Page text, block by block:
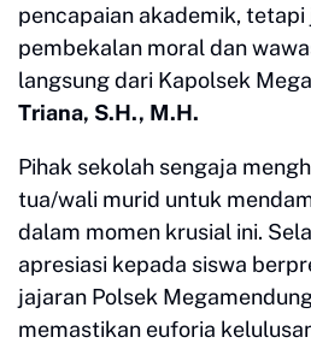
pencapaian akademik,
pembekalan moral dan
langsung dari Kapolsek
Triana, S.H., M.H.
​Pihak sekolah sengaja
tua/wali murid untuk
dalam momen krusial ini.
apresiasi kepada siswa
jajaran Polsek
memastikan euforia